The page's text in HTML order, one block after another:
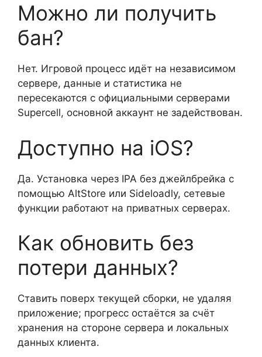
Можно ли получить
бан?
Нет. Игровой процесс идёт на независимом
сервере, данные и статистика не
пересекаются с официальными серверами
Supercell, основной аккаунт не задействован.
Доступно на iOS?
Да. Установка через IPA без джейлбрейка с
помощью AltStore или Sideloadly, сетевые
функции работают на приватных серверах.
Как обновить без
потери данных?
Ставить поверх текущей сборки, не удаляя
приложение; прогресс остаётся за счёт
хранения на стороне сервера и локальных
данных клиента.